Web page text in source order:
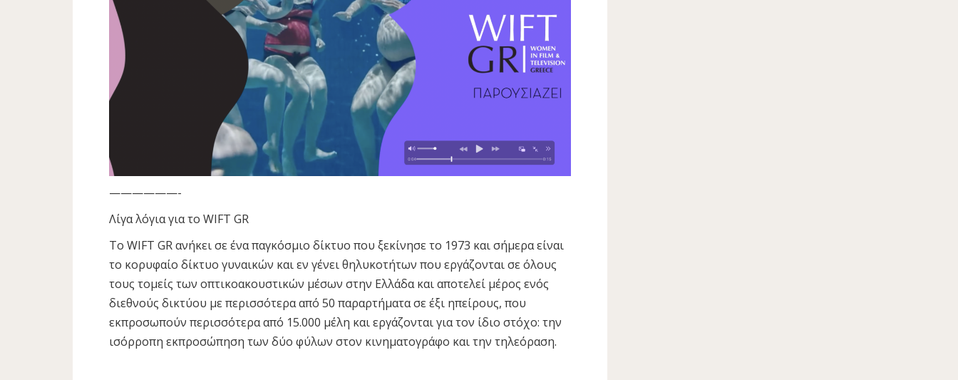
——————-
Λίγα λόγια για το WIFT GR
Το WIFT GR ανήκει σε ένα παγκόσμιο δίκτυο που ξεκίνησε το 1973 και σήμερα είναι
το κορυφαίο δίκτυο γυναικών και εν γένει θηλυκοτήτων που εργάζονται σε όλους
τους τομείς των οπτικοακουστικών μέσων στην Ελλάδα και αποτελεί μέρος ενός
διεθνούς δικτύου με περισσότερα από 50 παραρτήματα σε έξι ηπείρους, που
εκπροσωπούν περισσότερα από 15.000 μέλη και εργάζονται για τον ίδιο στόχο: την
ισόρροπη εκπροσώπηση των δύο φύλων στον κινηματογράφο και την τηλεόραση.